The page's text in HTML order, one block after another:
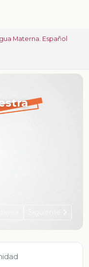
Materna. Español